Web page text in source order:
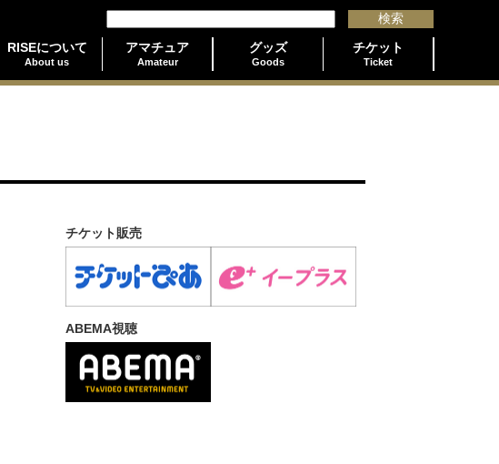
RISEについて
About us
アマチュア
Amateur
グッズ
Goods
チケット
Ticket
チケット販売
ABEMA視聴